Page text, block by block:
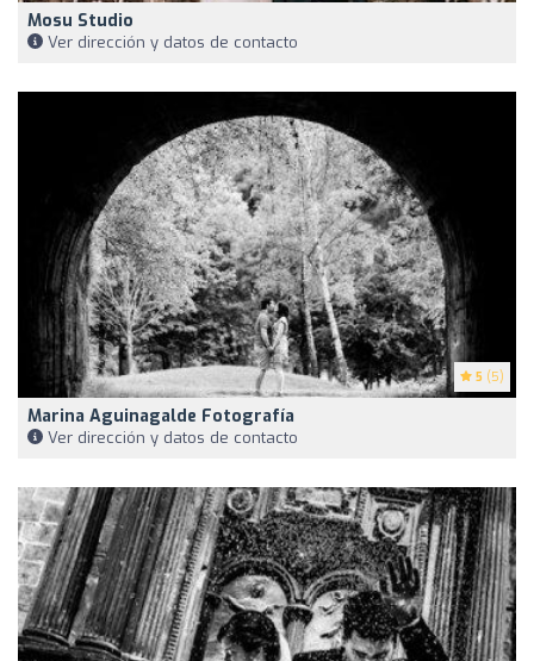
Mosu Studio
Ver dirección y datos de contacto
5 (5)
Marina Aguinagalde Fotografía
Ver dirección y datos de contacto